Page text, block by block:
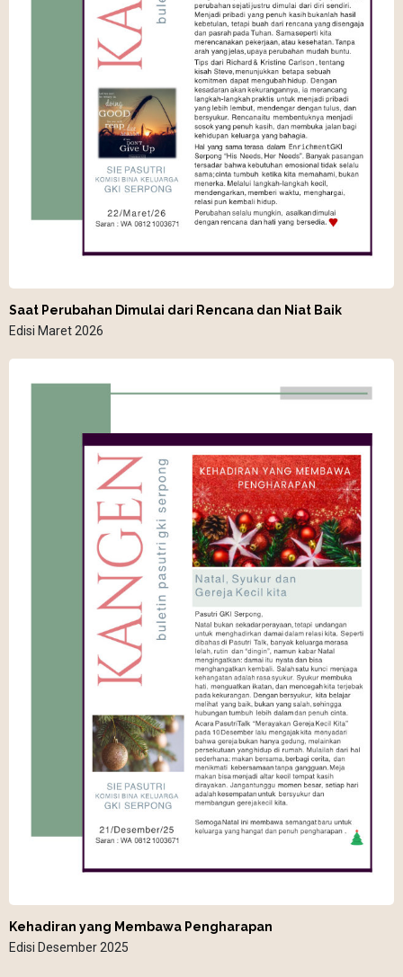
Saat Perubahan Dimulai dari Rencana dan Niat Baik
Edisi Maret 2026
Kehadiran yang Membawa Pengharapan
Edisi Desember 2025